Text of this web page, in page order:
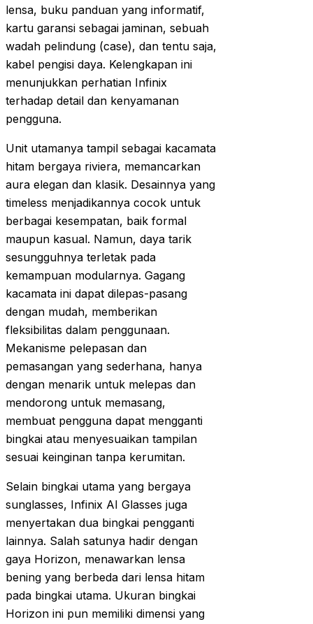
lensa, buku panduan yang informatif,
kartu garansi sebagai jaminan, sebuah
wadah pelindung (case), dan tentu saja,
kabel pengisi daya. Kelengkapan ini
menunjukkan perhatian Infinix
terhadap detail dan kenyamanan
pengguna.
Unit utamanya tampil sebagai kacamata
hitam bergaya riviera, memancarkan
aura elegan dan klasik. Desainnya yang
timeless menjadikannya cocok untuk
berbagai kesempatan, baik formal
maupun kasual. Namun, daya tarik
sesungguhnya terletak pada
kemampuan modularnya. Gagang
kacamata ini dapat dilepas-pasang
dengan mudah, memberikan
fleksibilitas dalam penggunaan.
Mekanisme pelepasan dan
pemasangan yang sederhana, hanya
dengan menarik untuk melepas dan
mendorong untuk memasang,
membuat pengguna dapat mengganti
bingkai atau menyesuaikan tampilan
sesuai keinginan tanpa kerumitan.
Selain bingkai utama yang bergaya
sunglasses, Infinix AI Glasses juga
menyertakan dua bingkai pengganti
lainnya. Salah satunya hadir dengan
gaya Horizon, menawarkan lensa
bening yang berbeda dari lensa hitam
pada bingkai utama. Ukuran bingkai
Horizon ini pun memiliki dimensi yang